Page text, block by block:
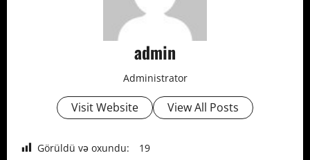
admin
Administrator
Visit Website View All Posts
Görüldü və oxundu: 19